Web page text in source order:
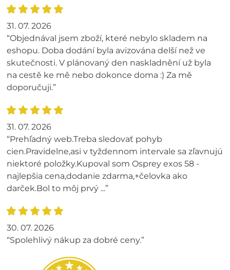
31. 07. 2026
“Objednával jsem zboží, které nebylo skladem na
eshopu. Doba dodání byla avizována delší než ve
skutečnosti. V plánovaný den naskladnění už byla
na cestě ke mě nebo dokonce doma :) Za mě
doporučuji.”
31. 07. 2026
“Prehľadný web.Treba sledovať pohyb
cien.Pravidelne,asi v tyždennom intervale sa zľavnujú
niektoré položky.Kupoval som Osprey exos 58 -
najlepšia cena,dodanie zdarma,+čelovka ako
darček.Bol to môj prvý ...”
30. 07. 2026
“Spolehlivý nákup za dobré ceny.”